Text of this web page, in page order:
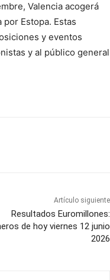
Valencia acogerá
Estopa. Estas
y eventos
y al público general
Artículo siguiente
Resultados Euromillones:
de hoy viernes 12 junio
2026